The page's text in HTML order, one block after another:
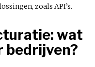
zoals API’s.
wat
bedrijven?